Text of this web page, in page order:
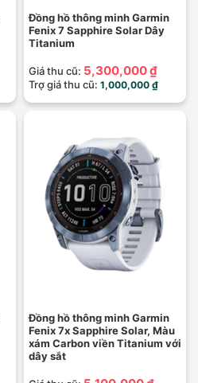
Đồng hồ thông minh Garmin
Fenix 7 Sapphire Solar Dây
Titanium
Giá thu cũ: 5,300,000 ₫
Trợ giá thu cũ: 1,000,000 ₫
Đồng hồ thông minh Garmin
Fenix 7x Sapphire Solar, Màu
xám Carbon viền Titanium với
dây sắt